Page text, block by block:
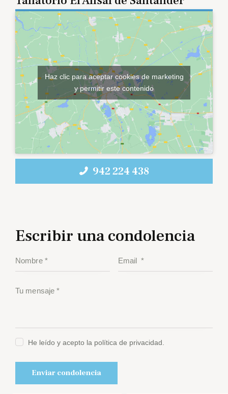
Haz clic para aceptar cookies de marketing
y permitir este contenido
942 224 438
Escribir una condolencia
He leído y acepto la política de privacidad.